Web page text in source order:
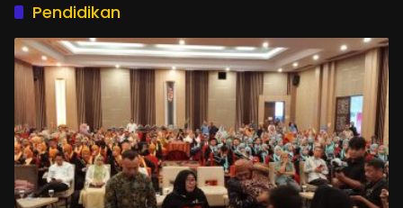
Pendidikan